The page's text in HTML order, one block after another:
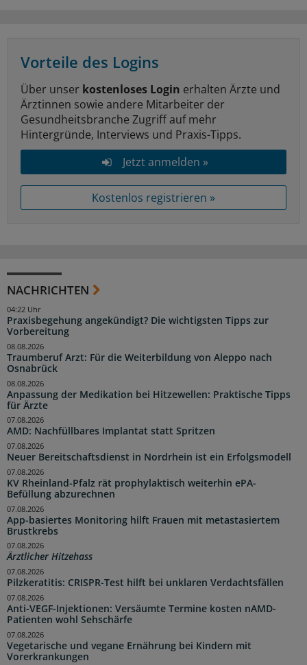
Vorteile des Logins
Über unser kostenloses Login erhalten Ärzte und
Ärztinnen sowie andere Mitarbeiter der
Gesundheitsbranche Zugriff auf mehr
Hintergründe, Interviews und Praxis-Tipps.
Jetzt anmelden »
Kostenlos registrieren »
NACHRICHTEN
Praxisbegehung angekündigt? Die wichtigsten Tipps zur
Vorbereitung
04:22 Uhr
Traumberuf Arzt: Für die Weiterbildung von Aleppo nach
Osnabrück
08.08.2026
Anpassung der Medikation bei Hitzewellen: Praktische Tipps
für Ärzte
08.08.2026
AMD: Nachfüllbares Implantat statt Spritzen
07.08.2026
Neuer Bereitschaftsdienst in Nordrhein ist ein Erfolgsmodell
07.08.2026
KV Rheinland-Pfalz rät prophylaktisch weiterhin ePA-
Befüllung abzurechnen
07.08.2026
App-basiertes Monitoring hilft Frauen mit metastasiertem
Brustkrebs
07.08.2026
Ärztlicher Hitzehass
07.08.2026
Pilzkeratitis: CRISPR-Test hilft bei unklaren Verdachtsfällen
07.08.2026
Anti-VEGF-Injektionen: Versäumte Termine kosten nAMD-
Patienten wohl Sehschärfe
07.08.2026
Vegetarische und vegane Ernährung bei Kindern mit
Vorerkrankungen
07.08.2026